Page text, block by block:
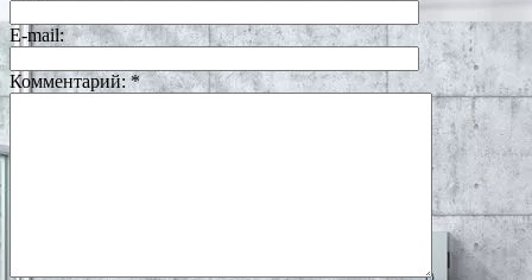
E-mail:
Комментарий:*